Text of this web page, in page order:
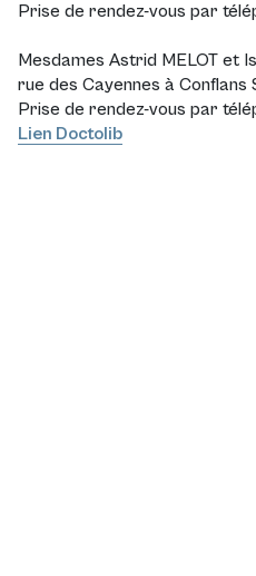
Prise de rendez-vous par
Mesdames Astrid MELOT et
rue des Cayennes à Conflans
Prise de rendez-vous par
Lien Doctolib